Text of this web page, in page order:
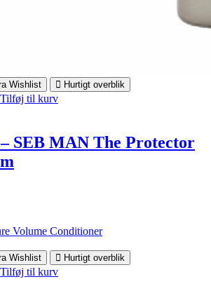
Wishlist
Hurtigt overblik
Tilføj til kurv
SEB MAN The Protector
Wishlist
Hurtigt overblik
Tilføj til kurv